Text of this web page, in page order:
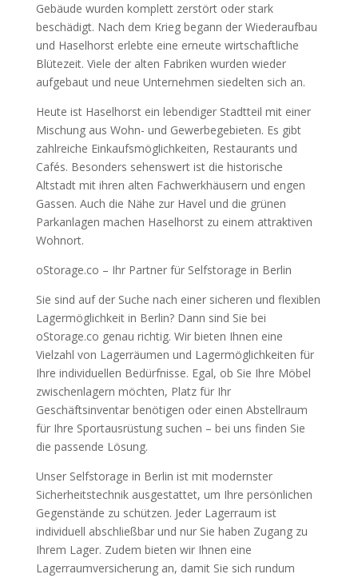
Gebäude wurden komplett zerstört oder stark
beschädigt. Nach dem Krieg begann der Wiederaufbau
und Haselhorst erlebte eine erneute wirtschaftliche
Blütezeit. Viele der alten Fabriken wurden wieder
aufgebaut und neue Unternehmen siedelten sich an.
Heute ist Haselhorst ein lebendiger Stadtteil mit einer
Mischung aus Wohn- und Gewerbegebieten. Es gibt
zahlreiche Einkaufsmöglichkeiten, Restaurants und
Cafés. Besonders sehenswert ist die historische
Altstadt mit ihren alten Fachwerkhäusern und engen
Gassen. Auch die Nähe zur Havel und die grünen
Parkanlagen machen Haselhorst zu einem attraktiven
Wohnort.
oStorage.co – Ihr Partner für Selfstorage in Berlin
Sie sind auf der Suche nach einer sicheren und flexiblen
Lagermöglichkeit in Berlin? Dann sind Sie bei
oStorage.co genau richtig. Wir bieten Ihnen eine
Vielzahl von Lagerräumen und Lagermöglichkeiten für
Ihre individuellen Bedürfnisse. Egal, ob Sie Ihre Möbel
zwischenlagern möchten, Platz für Ihr
Geschäftsinventar benötigen oder einen Abstellraum
für Ihre Sportausrüstung suchen – bei uns finden Sie
die passende Lösung.
Unser Selfstorage in Berlin ist mit modernster
Sicherheitstechnik ausgestattet, um Ihre persönlichen
Gegenstände zu schützen. Jeder Lagerraum ist
individuell abschließbar und nur Sie haben Zugang zu
Ihrem Lager. Zudem bieten wir Ihnen eine
Lagerraumversicherung an, damit Sie sich rundum